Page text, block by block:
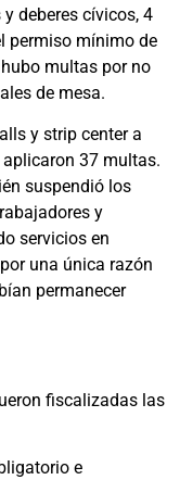
deberes cívicos, 4
permiso mínimo de
multas por no
de mesa.
y strip center a
aplicaron 37 multas.
suspendió los
y
servicios en
una única razón
permanecer
fiscalizadas las
e